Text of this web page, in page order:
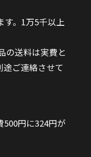
。1万5千以上
の送料は実費と
ご連絡させて
円に324円が